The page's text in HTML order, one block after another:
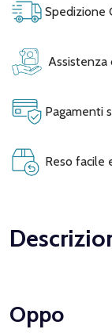
Spedizione
Pagamenti
Reso facile
Oppo